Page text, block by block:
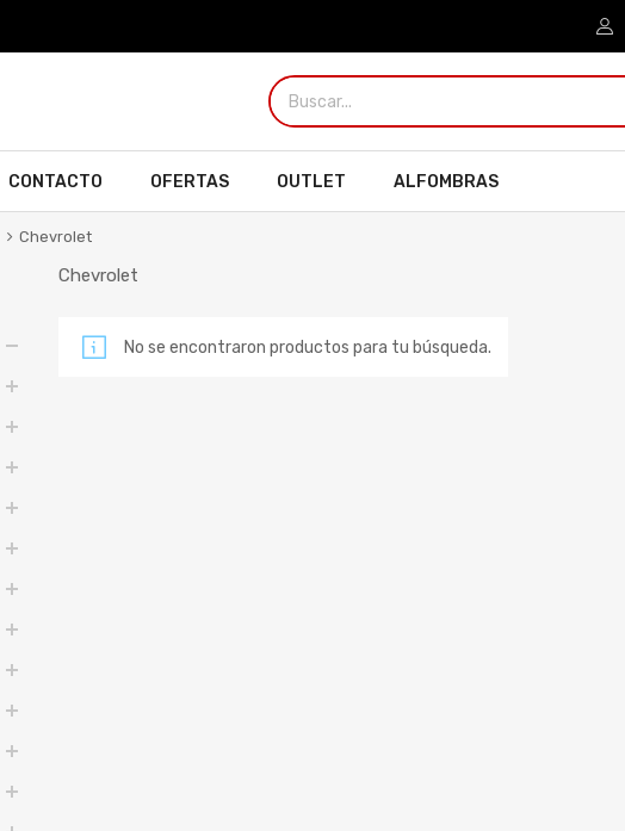
CONTACTO OFERTAS OUTLET ALFOMBRAS
Chevrolet
Chevrolet
No se encontraron productos para tu búsqueda.